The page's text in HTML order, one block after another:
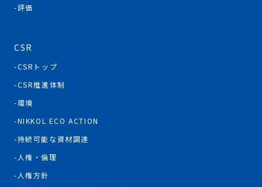
評価
CSR
CSRトップ
CSR推進体制
環境
NIKKOL ECO ACTION
持続可能な資材調達
人権・倫理
人権方針